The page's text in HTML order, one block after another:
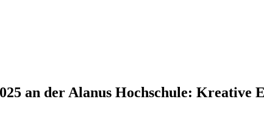
an der Alanus Hochschule: Kreative